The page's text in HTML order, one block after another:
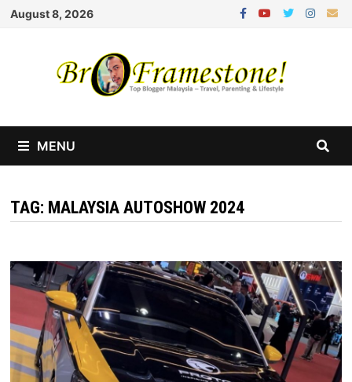
Skip
August 8, 2026
MENU
TAG: MALAYSIA AUTOSHOW 2024